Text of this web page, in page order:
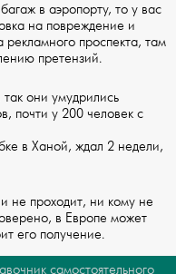
в аэропорту, то у вас
на повреждение и
проспек­та, там
претензий.
они умудрились
почти у 200 человек с
в Ханой, ждал 2 недели,
не проходит, ни кому не
в Европе может
его получение.
самостоятельного